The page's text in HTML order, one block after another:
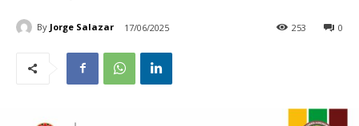
By Jorge Salazar 17/06/2025 0
253